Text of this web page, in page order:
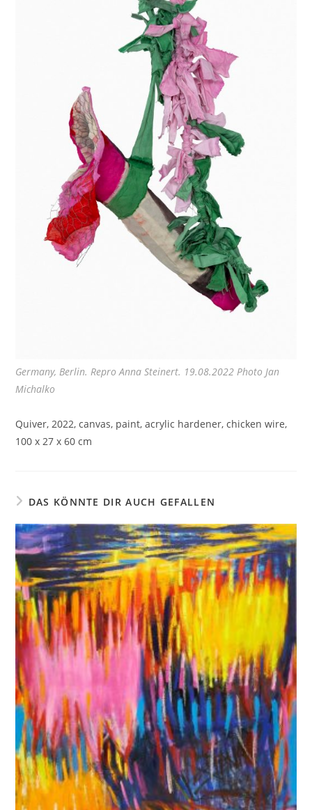
Germany, Berlin. Repro Anna Steinert. 19.08.2022 Photo Jan
Michalko
Quiver, 2022, canvas, paint, acrylic hardener, chicken wire,
100 x 27 x 60 cm
DAS KÖNNTE DIR AUCH GEFALLEN